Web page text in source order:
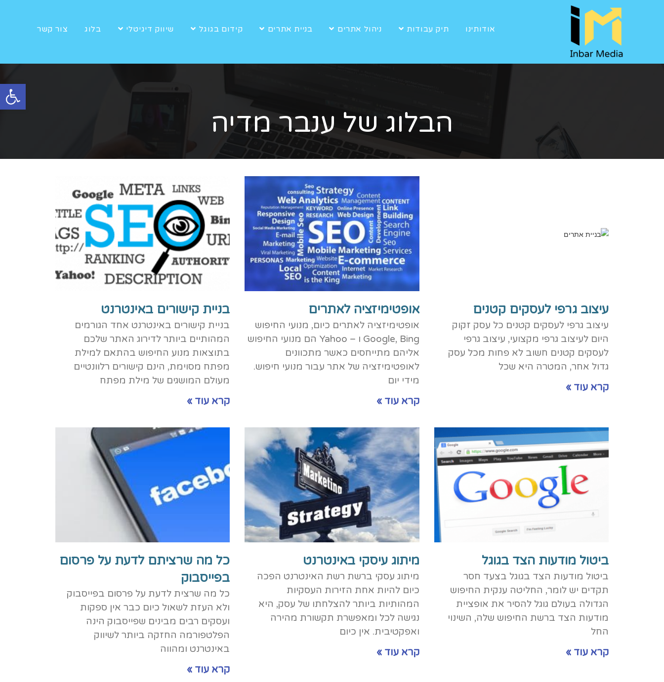
פתח סרגל נגישות
אודותינו תיק עבודות ניהול אתרים בניית אתרים קידום בגוגל שיווק דיגיטלי בלוג צור קשר
הבלוג של ענבר מדיה
עיצוב גרפי לעסקים קטנים
עיצוב גרפי לעסקים קטנים כל עסק זקוק
היום לעיצוב גרפי מקצועי, עיצוב גרפי
לעסקים קטנים חשוב לא פחות מכל עסק
גדול אחר, המטרה היא שכל
קרא עוד »
אופטימיזציה לאתרים
אופטימיזציה לאתרים כיום, מנועי החיפוש
Google, Bing ו – Yahoo הם מנועי החיפוש
אליהם מתייחסים כאשר מתכוונים
לאופטימיזציה של אתר עבור מנועי חיפוש.
מידי יום
קרא עוד »
בניית קישורים באינטרנט
בניית קישורים באינטרנט אחד הגורמים
המהותיים ביותר לדירוג האתר שלכם
בתוצאות מנוע החיפוש בהתאם למילת
מפתח מסוימת, הינם קישורים רלוונטיים
מעולם המושגים של מילת מפתח
קרא עוד »
ביטול מודעות הצד בגוגל
ביטול מודעות הצד בגוגל בצעד חסר
תקדים יש לומר, החליטה ענקית החיפוש
הגדולה בעולם גוגל להסיר את אופציית
מודעות הצד ברשת החיפוש שלה, השינוי
החל
קרא עוד »
מיתוג עיסקי באינטרנט
מיתוג עסקי ברשת רשת האינטרנט הפכה
כיום להיות אחת הזירות העסקיות
המהותיות ביותר להצלחתו של עסק, היא
נגישה לכל ומאפשרת תקשורת מהירה
ואפקטיבית. אין כיום
קרא עוד »
כל מה שרציתם לדעת על פרסום
בפייסבוק
כל מה שרצית לדעת על פרסום בפייסבוק
ולא העזת לשאול​ כיום כבר אין ספקות
ועסקים רבים מבינים שפייסבוק הינה
הפלטפורמה החזקה ביותר לשיווק
באינטרנט ומהווה
קרא עוד »